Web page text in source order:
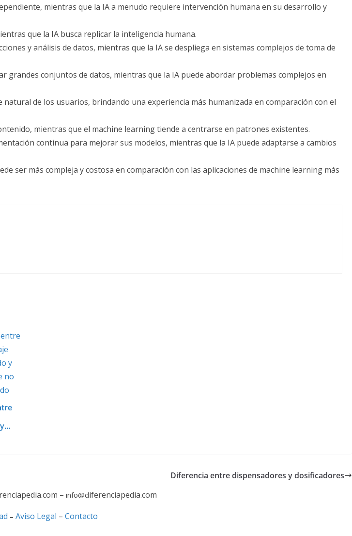
mientras que la IA a menudo requiere intervención humana en su desarrollo y
que la IA busca replicar la inteligencia humana.
y análisis de datos, mientras que la IA se despliega en sistemas complejos de toma de
grandes conjuntos de datos, mientras que la IA puede abordar problemas complejos en
de los usuarios, brindando una experiencia más humanizada en comparación con el
mientras que el machine learning tiende a centrarse en patrones existentes.
continua para mejorar sus modelos, mientras que la IA puede adaptarse a cambios
ser más compleja y costosa en comparación con las aplicaciones de machine learning más
Diferencia entre dispensadores y dosificadores
– info@diferenciapedia.com
– Aviso Legal – Contacto